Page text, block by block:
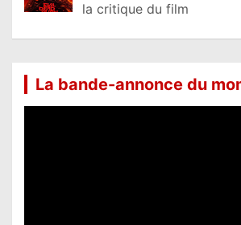
la critique du film
La bande-annonce du